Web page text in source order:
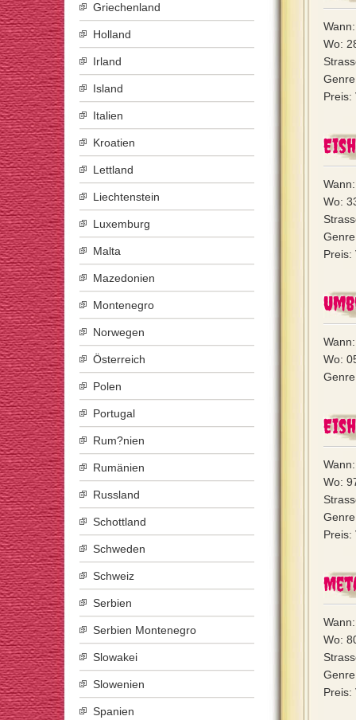
Wo:
Preis:
Wo:
Preis:
Wo:
Wo:
Preis:
Wo:
Preis:
Griechenland
Holland
Irland
Island
Italien
Kroatien
Lettland
Liechtenstein
Luxemburg
Malta
Mazedonien
Montenegro
Norwegen
Österreich
Polen
Portugal
Rum?nien
Rumänien
Russland
Schottland
Schweden
Schweiz
Serbien
Serbien Montenegro
Slowakei
Slowenien
Spanien